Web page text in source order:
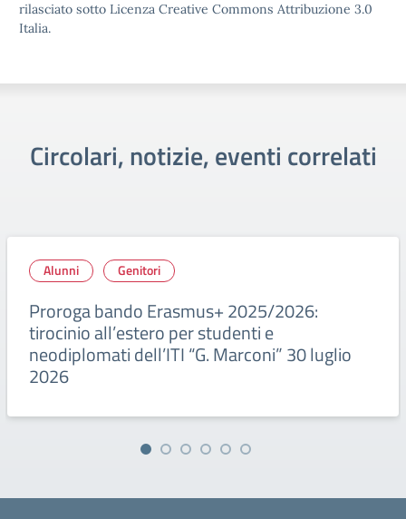
rilasciato sotto Licenza Creative Commons Attribuzione 3.0
Italia.
Circolari, notizie, eventi correlati
Alunni Genitori
Proroga bando Erasmus+ 2025/2026:
tirocinio all’estero per studenti e
neodiplomati dell’ITI “G. Marconi” 30 luglio
2026